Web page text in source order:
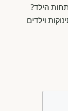
הילד?
וילדים